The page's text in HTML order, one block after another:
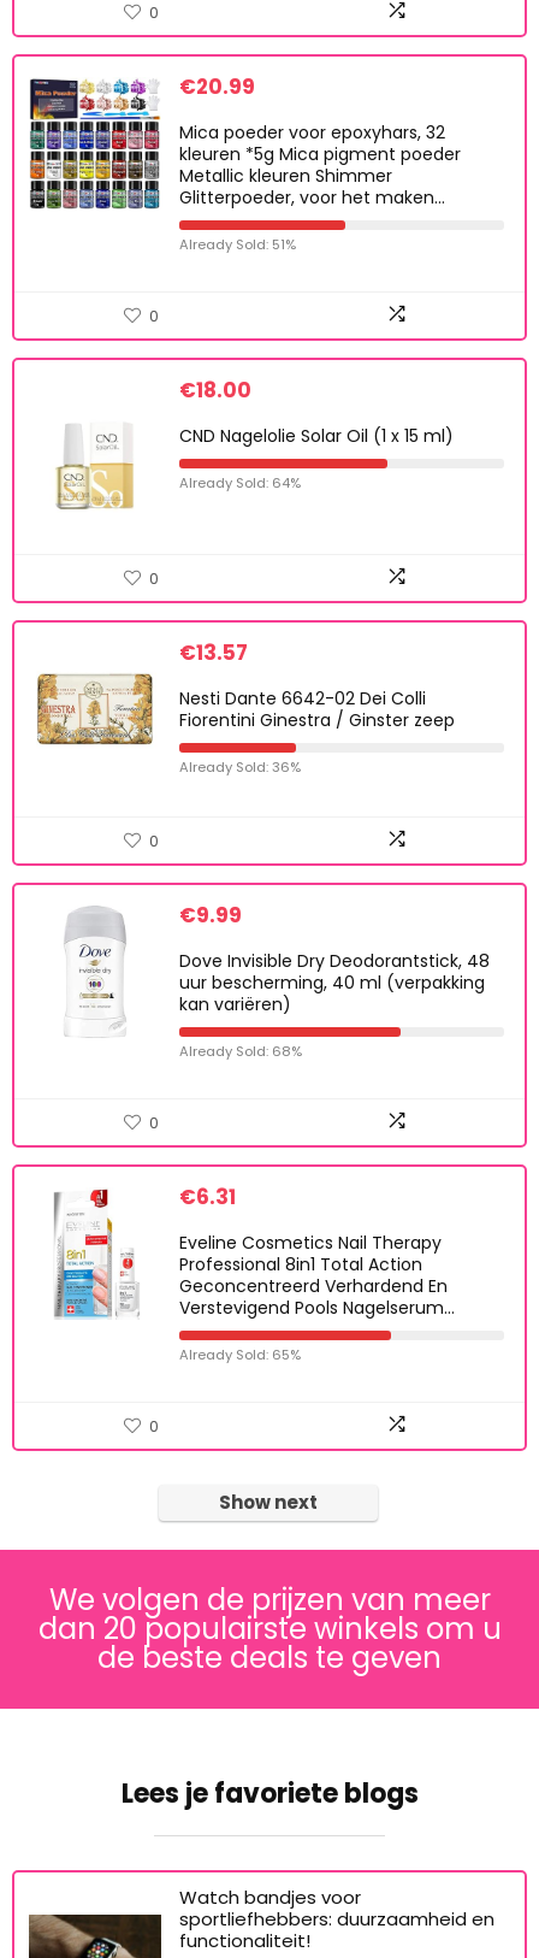
0
€20.99
Mica poeder voor epoxyhars, 32
kleuren *5g Mica pigment poeder
Metallic kleuren Shimmer
Glitterpoeder, voor het maken…
Already Sold: 51%
0
€18.00
CND Nagelolie Solar Oil (1 x 15 ml)
Already Sold: 64%
0
€13.57
Nesti Dante 6642-02 Dei Colli
Fiorentini Ginestra / Ginster zeep
Already Sold: 36%
0
€9.99
Dove Invisible Dry Deodorantstick, 48
uur bescherming, 40 ml (verpakking
kan variëren)
Already Sold: 68%
0
€6.31
Eveline Cosmetics Nail Therapy
Professional 8in1 Total Action
Geconcentreerd Verhardend En
Verstevigend Pools Nagelserum…
Already Sold: 65%
0
Show next
We volgen de prijzen van meer
dan 20 populairste winkels om u
de beste deals te geven
Lees je favoriete blogs
Watch bandjes voor
sportliefhebbers: duurzaamheid en
functionaliteit!